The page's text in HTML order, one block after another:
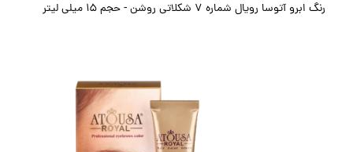
رنگ ابرو آتوسا رویال شماره 7 شکلاتی روشن - حجم 15 میلی لیتر